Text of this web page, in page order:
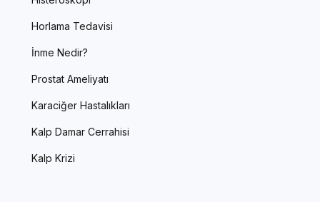
Horlama Tedavisi
İnme Nedir?
Prostat Ameliyatı
Karaciğer Hastalıkları
Kalp Damar Cerrahisi
Kalp Krizi